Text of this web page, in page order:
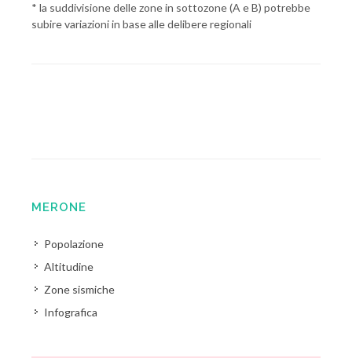
* la suddivisione delle zone in sottozone (A e B) potrebbe
subire variazioni in base alle delibere regionali
MERONE
Popolazione
Altitudine
Zone sismiche
Infografica